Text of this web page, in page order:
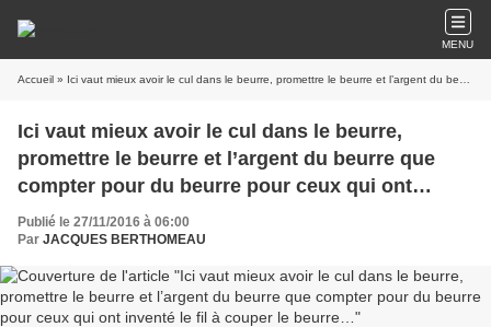
MENU
Accueil » Ici vaut mieux avoir le cul dans le beurre, promettre le beurre et l’argent du beurre que compter pour du beurre pour ceux qui ont inventé le fil à couper le beurre…
Ici vaut mieux avoir le cul dans le beurre,
promettre le beurre et l’argent du beurre que
compter pour du beurre pour ceux qui ont
inventé le fil à couper le beurre…
Publié le 27/11/2016 à 06:00
Par JACQUES BERTHOMEAU